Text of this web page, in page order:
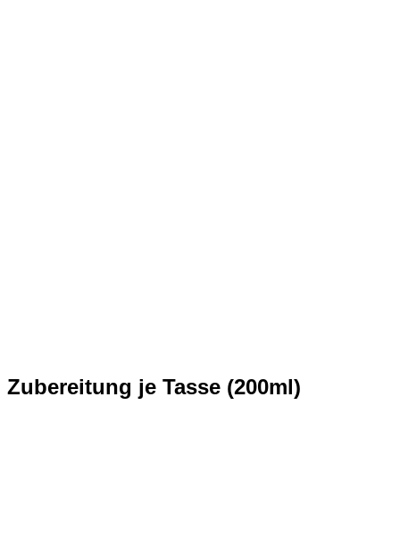
Zubereitung je Tasse (200ml)